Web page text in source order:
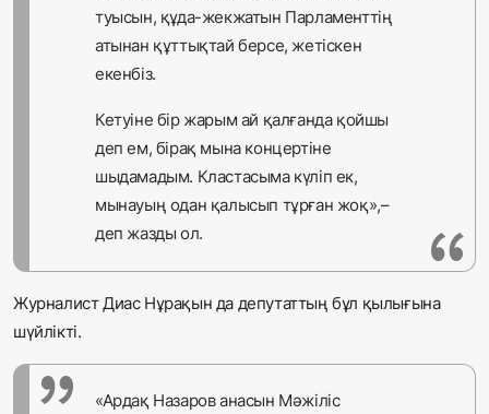
туысын, құда-жекжатын Парламенттің
атынан құттықтай берсе, жетіскен
екенбіз.
Кетуіне бір жарым ай қалғанда қойшы
деп ем, бірақ мына концертіне
шыдамадым. Кластасыма күліп ек,
мынауың одан қалысып тұрған жоқ»,–
деп жазды ол.
Журналист Диас Нұрақын да депутаттың бұл қылығына
шүйлікті.
«Ардақ Назаров анасын Мәжіліс